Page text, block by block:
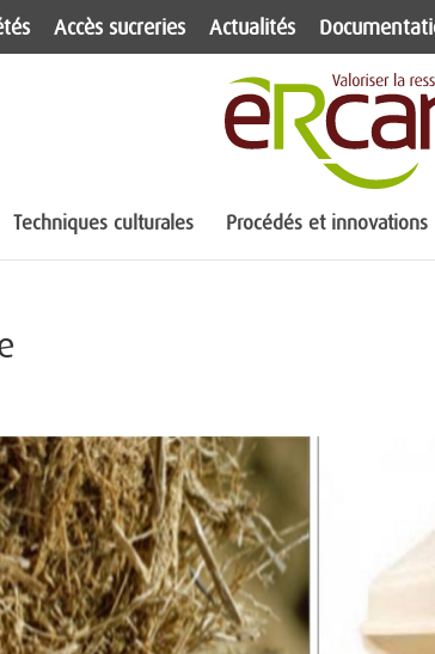
Accès sucreries Actualités
Techniques culturales Procédés et innovations